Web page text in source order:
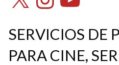
SERVICIOS DE
PARA CINE,